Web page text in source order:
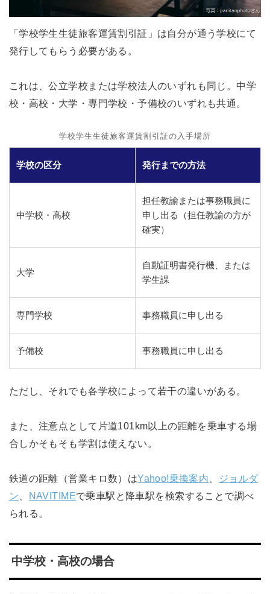
「学校学生生徒旅客運賃割引証」は自分が通う学校にて
発行してもらう必要がある。
これは、公立学校または学校法人のいずれも同じ。中学
校・高校・大学・専門学校・予備校のいずれも共通。
学校学生生徒旅客運賃割引証の入手場所
学校の区分 発行までの方法
中学校・高校
担任教諭または事務職員に
申し出る（担任教諭の方が
確実）
大学
自動証明書発行機、または
学生課
専門学校 事務職員に申し出る
予備校 事務職員に申し出る
ただし、それでも各学校によって若干の違いがある。
また、注意点として片道101km以上の距離を乗車する場
合しかそもそも学割は使えない。
鉄道の距離（営業キロ数）はYahoo!乗換案内
ジョルダ
ン
NAVITIMEで乗車駅と降車駅を検索することで調べ
られる。
中学校・高校の場合